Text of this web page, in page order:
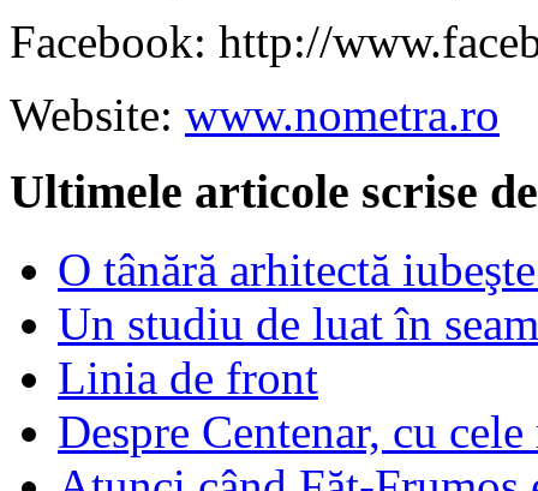
Facebook: http://
Website: www.nometra.ro
Ultimele articole scrise
O tânără arhitectă
Un studiu de luat în
Linia de front
Despre Centenar, cu